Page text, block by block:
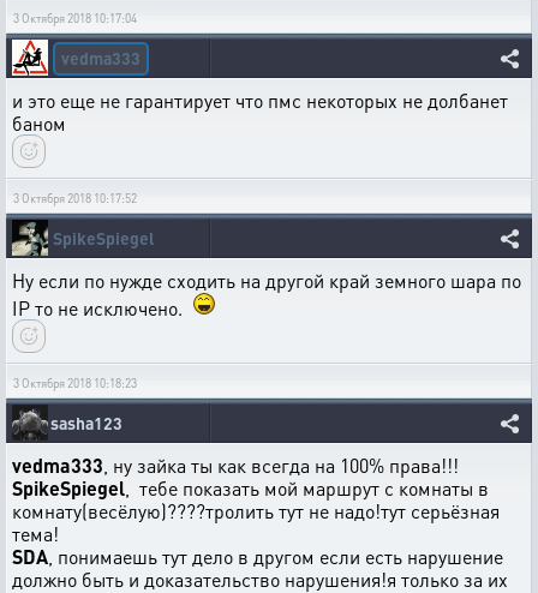
3 Октября 2018 10:17:04
vedma333
и это еще не гарантирует что пмс некоторых не долбанет
баном
3 Октября 2018 10:17:52
SpikeSpiegel
Ну если по нужде сходить на другой край земного шара по
ІР то не исключено.
3 Октября 2018 10:18:23
sasha123
vedma333 , ну зайка ты как всегда на 100% права!!!
SpikeSpiegel , тебе показать мой маршрут с комнаты в
комнату(весёлую)????тролить тут не надо!тут серьёзная
тема!
SDA , понимаешь тут дело в другом если есть нарушение
должно быть и доказательство нарушения!я только за их